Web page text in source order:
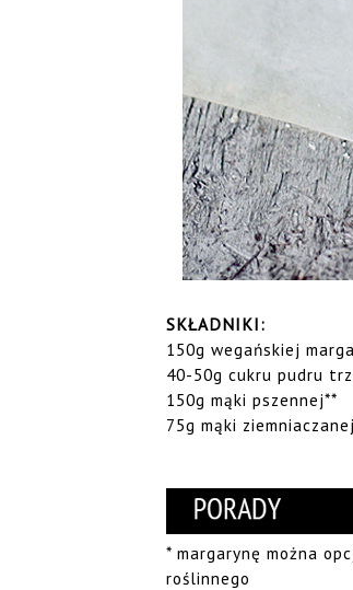
SKŁADNIKI:
150g wegańskiej
40-50g cukru pudru
150g mąki pszennej**
75g mąki ziemniaczanej
* margarynę można
roślinnego